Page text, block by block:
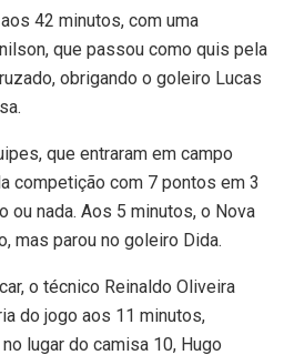
42 minutos, com uma
que passou como quis pela
obrigando o goleiro Lucas
que entraram em campo
competição com 7 pontos em 3
ou nada. Aos 5 minutos, o Nova
mas parou no goleiro Dida.
o técnico Reinaldo Oliveira
do jogo aos 11 minutos,
lugar do camisa 10, Hugo